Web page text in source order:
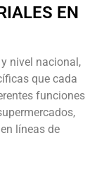
EN
nivel nacional,
que cada
funciones
líneas de